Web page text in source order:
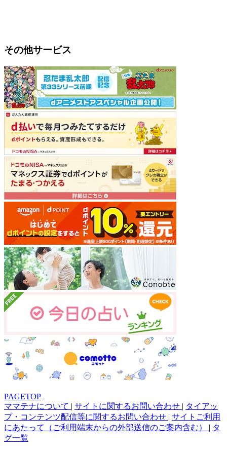
その他サービス
PAGETOP
ママテナについて | サイトに関するお問い合わせ | タイアッ
プ・コンテンツ配信等に関するお問い合わせ | サイトご利用
にあたって（ご利用端末からの外部送信のご案内含む） | タ
グ一覧